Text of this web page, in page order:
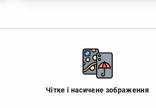
Чітке і насичене зображення